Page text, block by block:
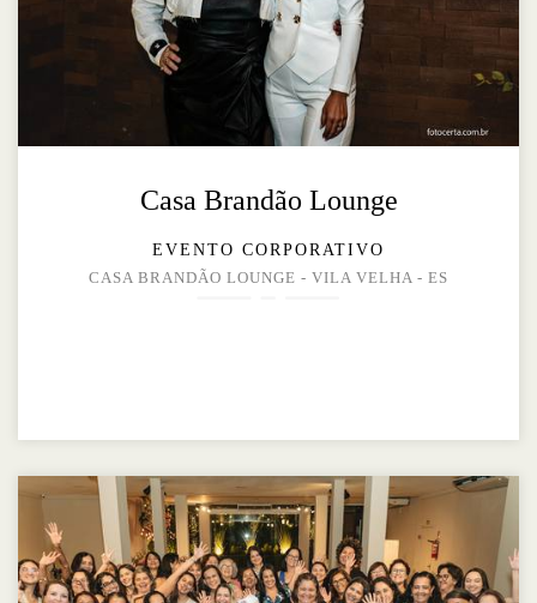
Casa Brandão Lounge
EVENTO CORPORATIVO
CASA BRANDÃO LOUNGE - VILA VELHA - ES